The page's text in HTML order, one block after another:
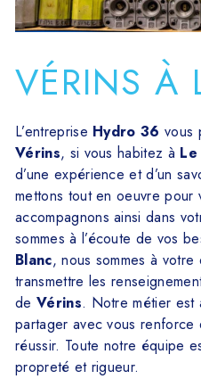
VÉRINS À
L’entreprise Hydro 36 vous
Vérins, si vous habitez à Le
d’une expérience et d’un
mettons tout en oeuvre pour
accompagnons ainsi dans
sommes à l’écoute de vos
Blanc, nous sommes à
transmettre les
de Vérins. Notre métier est
partager avec vous
réussir. Toute notre équipe
propreté et rigueur.